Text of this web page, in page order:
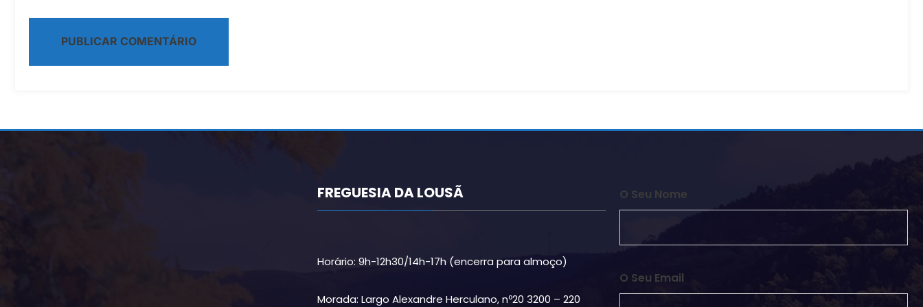
FREGUESIA DA LOUSÃ
Horário: 9h-12h30/14h-17h (encerra para almoço)
Morada: Largo Alexandre Herculano, nº20 3200 – 220
O Seu Nome
O Seu Email